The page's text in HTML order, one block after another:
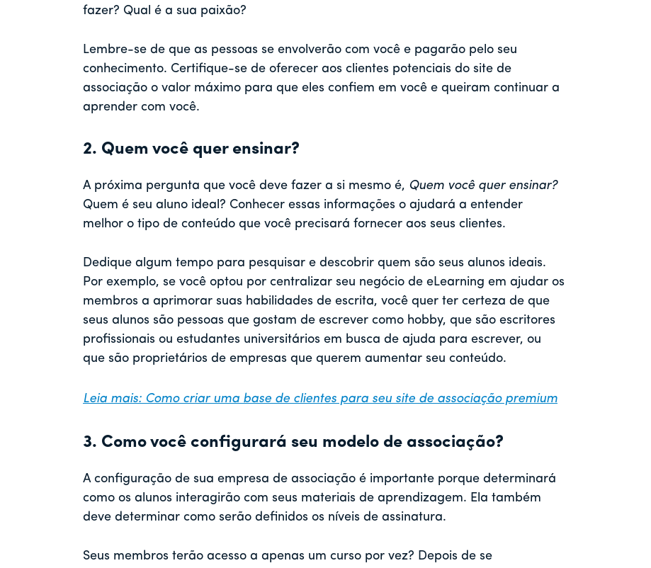
fazer? Qual é a sua paixão?
Lembre-se de que as pessoas se envolverão com você e pagarão pelo seu
conhecimento. Certifique-se de oferecer aos clientes potenciais do site de
associação o valor máximo para que eles confiem em você e queiram continuar a
aprender com você.
2. Quem você quer ensinar?
A próxima pergunta que você deve fazer a si mesmo é, Quem você quer ensinar?
Quem é seu aluno ideal? Conhecer essas informações o ajudará a entender
melhor o tipo de conteúdo que você precisará fornecer aos seus clientes.
Dedique algum tempo para pesquisar e descobrir quem são seus alunos ideais.
Por exemplo, se você optou por centralizar seu negócio de eLearning em ajudar os
membros a aprimorar suas habilidades de escrita, você quer ter certeza de que
seus alunos são pessoas que gostam de escrever como hobby, que são escritores
profissionais ou estudantes universitários em busca de ajuda para escrever, ou
que são proprietários de empresas que querem aumentar seu conteúdo.
Leia mais: Como criar uma base de clientes para seu site de associação premium
3. Como você configurará seu modelo de associação?
A configuração de sua empresa de associação é importante porque determinará
como os alunos interagirão com seus materiais de aprendizagem. Ela também
deve determinar como serão definidos os níveis de assinatura.
Seus membros terão acesso a apenas um curso por vez? Depois de se